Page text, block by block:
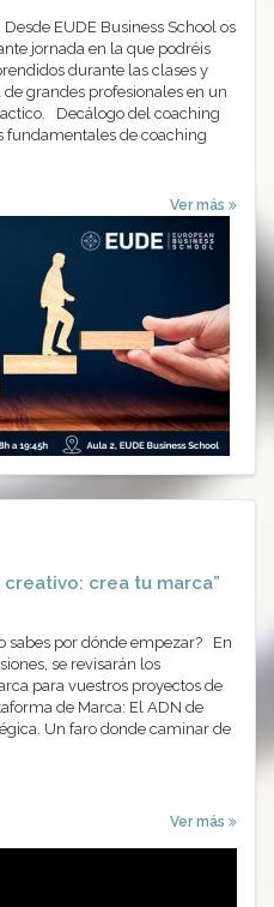
EUDE Business School os
jornada en la que podréis
durante las clases y
grandes profesionales en un
Decálogo del coaching
fundamentales de coaching
Ver más
crea tu marca”
sabes por dónde empezar? En
se revisarán los
para vuestros proyectos de
de Marca: El ADN de
Un faro donde caminar de
Ver más